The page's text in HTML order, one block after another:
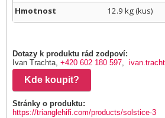
Hmotnost
12.9 kg (kus)
Dotazy k produktu rád zodpoví:
Ivan Trachta, +420 602 180 597,
Kde koupit?
Stránky o produktu:
https://trianglehifi.com/products/solstice-3